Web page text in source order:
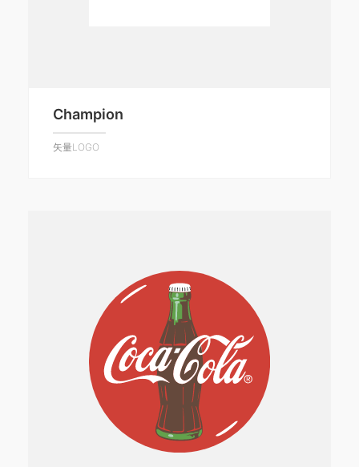
Champion
矢量LOGO